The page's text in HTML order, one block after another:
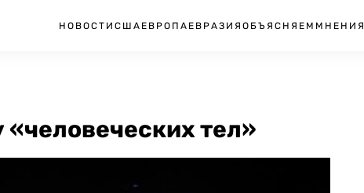
НОВОСТИ США ЕВРОПА ЕВРАЗИЯ ОБЪЯСНЯЕМ МНЕНИЯ
тел»